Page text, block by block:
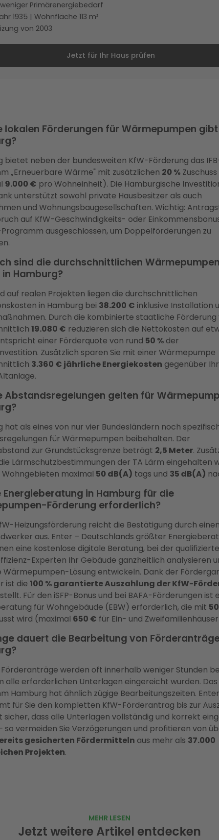
weniger Primärenergiebedarf
1935 | Wohnfläche 113 m²
von 2003
Jetzt für Ihr Haus prüfen
lokalen Förderungen für Wärmepumpen
bietet neben der bundesweiten KfW-Förderung das
„Erneuerbare Wärme" mit zusätzlichen 20 % Zuschuss
9.000 € pro Wohneinheit). Die Hamburgische
unterstützt sowohl private Hausbesitzer als auch
und Wohnungsbaugesellschaften. Wichtig:
auf KfW-Geschwindigkeits- oder
ausgeschlossen, um Doppelförderungen zu
sind die durchschnittlichen
Hamburg?
auf realen Projekten liegen die durchschnittlichen
in Hamburg bei 38.200 € inklusive Installation
Durch die kombinierte staatliche Förderung
19.080 € reduzieren sich die Nettokosten auf
einer Förderquote von rund 50 % der
Zusätzlich sparen Sie mit einer Wärmepumpe
3.360 € jährliche Energiekosten gegenüber
Abstandsregelungen gelten für
hat als eines von nur vier Bundesländern noch
für Wärmepumpen beibehalten. Der
zur Grundstücksgrenze beträgt 2,5 Meter.
Lärmschutzbestimmungen der TA Lärm eingehalten
Wohngebieten maximal 50 dB(A) tags und 35 dB(A)
Energieberatung in Hamburg für die
Förderung erforderlich?
Heizungsförderung reicht die Bestätigung durch
aus. Enter – Deutschlands größter
eine kostenlose digitale Beratung, bei der qualifizierte
Experten Ihr Gebäude ganzheitlich analysieren
Lösung entwickeln. Dank der
ist die 100 % garantierte Auszahlung der KfW-
Für den iSFP-Bonus und bei BAFA-Förderungen ist
für Wohngebäude (EBW) erforderlich, die mit
wird (maximal 650 € für Ein- und
dauert die Bearbeitung von
werden oft innerhalb weniger Stunden
alle erforderlichen Unterlagen eingereicht wurden. Das
Hamburg hat ähnlich zügige Bearbeitungszeiten. Enter
für Sie den kompletten KfW-Förderantrag bis zur
sicher, dass alle Unterlagen vollständig und korrekt
so vermeiden Sie Verzögerungen und profitieren von
gesicherten Fördermitteln aus mehr als 37.000
Projekten.
MEHR LESEN
Jetzt weitere Artikel entdecken